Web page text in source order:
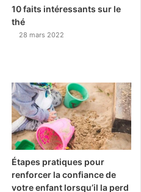
10 faits intéressants sur le
thé
28 mars 2022
Étapes pratiques pour
renforcer la confiance de
votre enfant lorsqu’il la perd